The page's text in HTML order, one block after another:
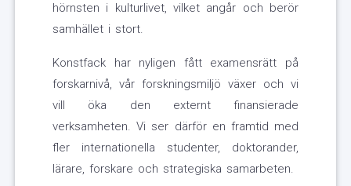
hörnsten i kulturlivet, vilket angår och berör
samhället i stort.
Konstfack har nyligen fått examensrätt på
forskarnivå, vår forskningsmiljö växer och vi
vill öka den externt finansierade
verksamheten. Vi ser därför en framtid med
fler internationella studenter, doktorander,
lärare, forskare och strategiska samarbeten.